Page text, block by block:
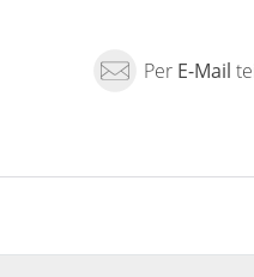
Per E-Mail